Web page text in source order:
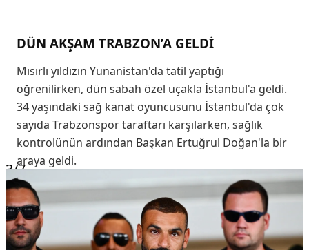
DÜN AKŞAM TRABZON’A GELDİ
Mısırlı yıldızın Yunanistan'da tatil yaptığı
öğrenilirken, dün sabah özel uçakla İstanbul'a geldi.
34 yaşındaki sağ kanat oyuncusunu İstanbul'da çok
sayıda Trabzonspor taraftarı karşılarken, sağlık
kontrolünün ardından Başkan Ertuğrul Doğan'la bir
araya geldi.
3/7